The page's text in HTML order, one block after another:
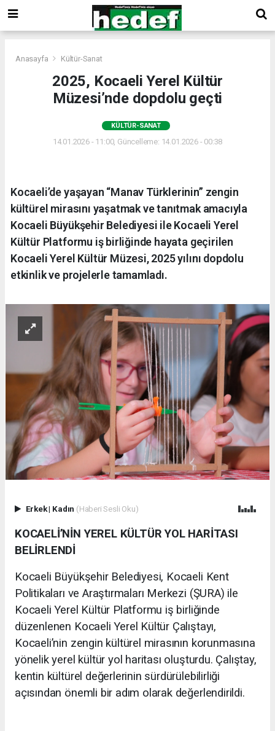
Anasayfa Kültür-Sanat
2025, Kocaeli Yerel Kültür
Müzesi’nde dopdolu geçti
KÜLTÜR-SANAT
14.01.2026 - 11:00, Güncelleme: 14.01.2026 - 00:38
Kocaeli’de yaşayan “Manav Türklerinin” zengin
kültürel mirasını yaşatmak ve tanıtmak amacıyla
Kocaeli Büyükşehir Belediyesi ile Kocaeli Yerel
Kültür Platformu iş birliğinde hayata geçirilen
Kocaeli Yerel Kültür Müzesi, 2025 yılını dopdolu
etkinlik ve projelerle tamamladı.
Erkek| Kadın (Haberi Sesli Oku)
KOCAELİ’NİN YEREL KÜLTÜR YOL HARİTASI
BELİRLENDİ
Kocaeli Büyükşehir Belediyesi, Kocaeli Kent
Politikaları ve Araştırmaları Merkezi (ŞURA) ile
Kocaeli Yerel Kültür Platformu iş birliğinde
düzenlenen Kocaeli Yerel Kültür Çalıştayı,
Kocaeli’nin zengin kültürel mirasının korunmasına
yönelik yerel kültür yol haritası oluşturdu. Çalıştay,
kentin kültürel değerlerinin sürdürülebilirliği
açısından önemli bir adım olarak değerlendirildi.